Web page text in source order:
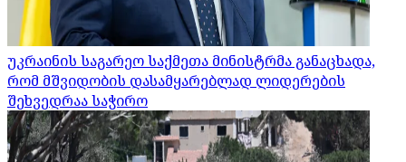
უკრაინის საგარეო საქმეთა მინისტრმა განაცხადა,
რომ მშვიდობის დასამყარებლად ლიდერების
შეხვედრაა საჭირო